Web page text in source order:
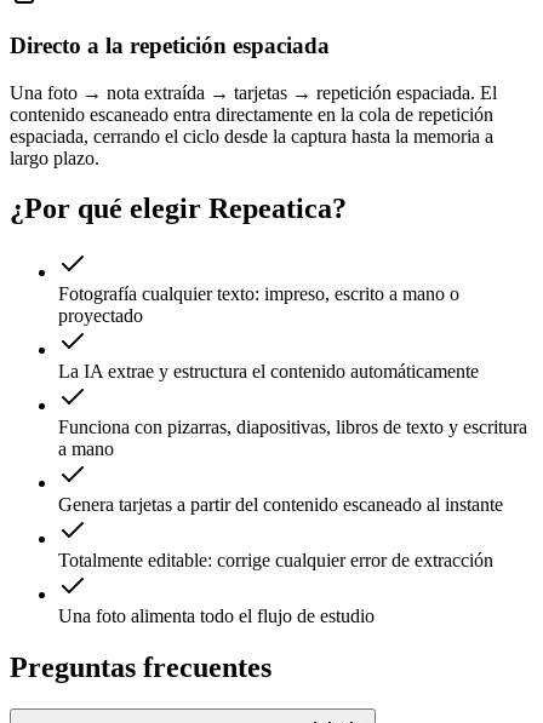
Directo a la repetición espaciada
Una foto → nota extraída → tarjetas → repetición espaciada. El
contenido escaneado entra directamente en la cola de repetición
espaciada, cerrando el ciclo desde la captura hasta la memoria a
largo plazo.
¿Por qué elegir Repeatica?
Fotografía cualquier texto: impreso, escrito a mano o
proyectado
La IA extrae y estructura el contenido automáticamente
Funciona con pizarras, diapositivas, libros de texto y escritura
a mano
Genera tarjetas a partir del contenido escaneado al instante
Totalmente editable: corrige cualquier error de extracción
Una foto alimenta todo el flujo de estudio
Preguntas frecuentes